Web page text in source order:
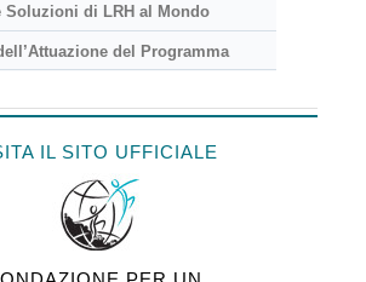
Soluzioni di LRH al Mondo
del Programma
IL SITO UFFICIALE